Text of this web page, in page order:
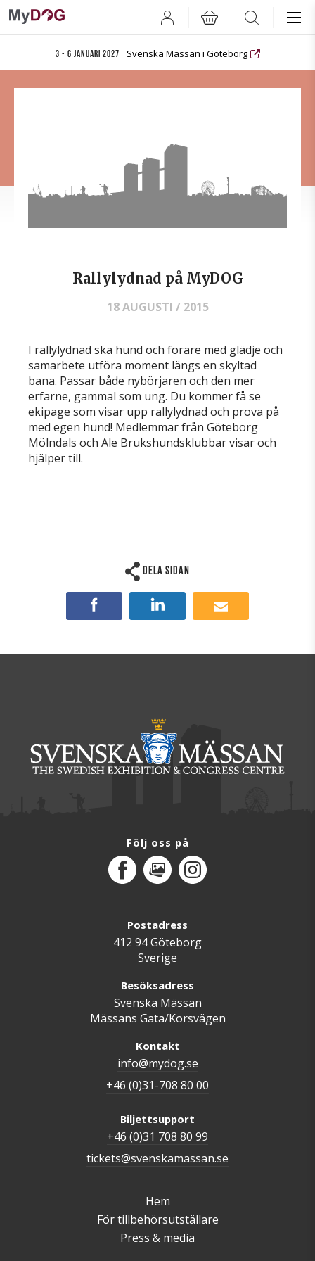
3 - 6 januari 2027 Svenska Mässan i Göteborg
User Search
Rallylydnad på MyDOG
18 AUGUSTI / 2015
I rallylydnad ska hund och förare med glädje och
samarbete utföra moment längs en skyltad
bana. Passar både nybörjaren och den mer
erfarne, gammal som ung. Du kommer få se
ekipage som visar upp rallylydnad och prova på
med egen hund! Medlemmar från Göteborg
Mölndals och Ale Brukshundsklubbar visar och
hjälper till.
Dela sidan
Följ oss på
FacebookMediaPortal
Instagram
Postadress
412 94 Göteborg
Sverige
Besöksadress
Svenska Mässan
Mässans Gata/Korsvägen
Kontakt
info@mydog.se
+46 (0)31-708 80 00
Biljettsupport
+46 (0)31 708 80 99
tickets@svenskamassan.se
Hem
För tillbehörsutställare
Press & media